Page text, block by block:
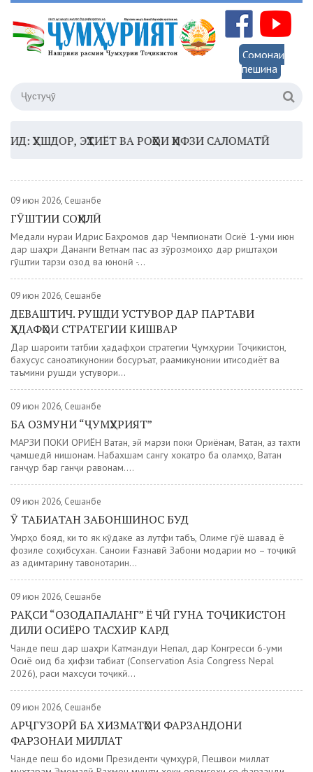
Сомонаи
пешина
ЭҲТИЁТ ВА РОҲҲОИ ҲИФЗИ САЛОМАТӢ16:35
09 июн 2026, Сешанбе
ГӮШТИИ СОҲИЛӢ
Медали нуқраи Идрис Баҳромов дар Чемпионати Осиё 1-уми июн
дар шаҳри Дананги Ветнам пас аз зӯрозмоиҳо дар риштаҳои
гӯштии тарзи озод ва юнонӣ -...
09 июн 2026, Сешанбе
ДЕВАШТИЧ. РУШДИ УСТУВОР ДАР ПАРТАВИ
ҲАДАФҲОИ СТРАТЕГИИ КИШВАР
Дар шароити татбиқи ҳадафҳои стратегии Ҷумҳурии Тоҷикистон,
бахусус саноатикунонии босуръат, рақамикунонии иқтисодиёт ва
таъмини рушди устувори...
09 июн 2026, Сешанбе
БА ОЗМУНИ “ҶУМҲУРИЯТ”
МАРЗИ ПОКИ ОРИЁН Ватан, эй марзи поки Ориёнам, Ватан, аз тахти
ҷамшедӣ нишонам. Набахшам сангу хокатро ба оламҳо, Ватан
ганҷур бар ганҷи равонам....
09 июн 2026, Сешанбе
Ӯ ТАБИАТАН ЗАБОНШИНОС БУД
Умрҳо бояд, ки то як кӯдаке аз лутфи табъ, Олиме гӯё шавад ё
фозиле соҳибсухан. Саноии Ғазнавӣ Забони модарии мо – тоҷикӣ
аз қадимтарину тавонотарин...
09 июн 2026, Сешанбе
РАҚСИ “ОЗОДАПАЛАНГ” Ё ЧӢ ГУНА ТОҶИКИСТОН
ДИЛИ ОСИЁРО ТАСХИР КАРД
Чанде пеш дар шаҳри Катмандуи Непал, дар Конгресси 6-уми
Осиё оид ба ҳифзи табиат (Conservation Asia Congress Nepal
2026), рақси махсуси тоҷикӣ...
09 июн 2026, Сешанбе
АРҶГУЗОРӢ БА ХИЗМАТҲОИ ФАРЗАНДОНИ
ФАРЗОНАИ МИЛЛАТ
Чанде пеш бо иқдоми Президенти ҷумҳурӣ, Пешвои миллат